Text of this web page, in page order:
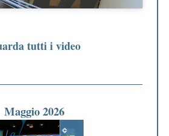
tutti i video
Maggio 2026